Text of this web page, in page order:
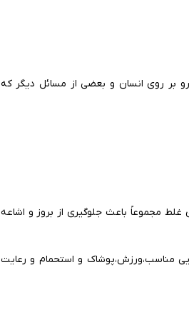
بر روی انسان و بعضی از مسائل دیگر که
مجموعاً باعث جلوگیری از بروز و اشاعه
مناسب،ورزش،پوشاک و استحمام و رعایت